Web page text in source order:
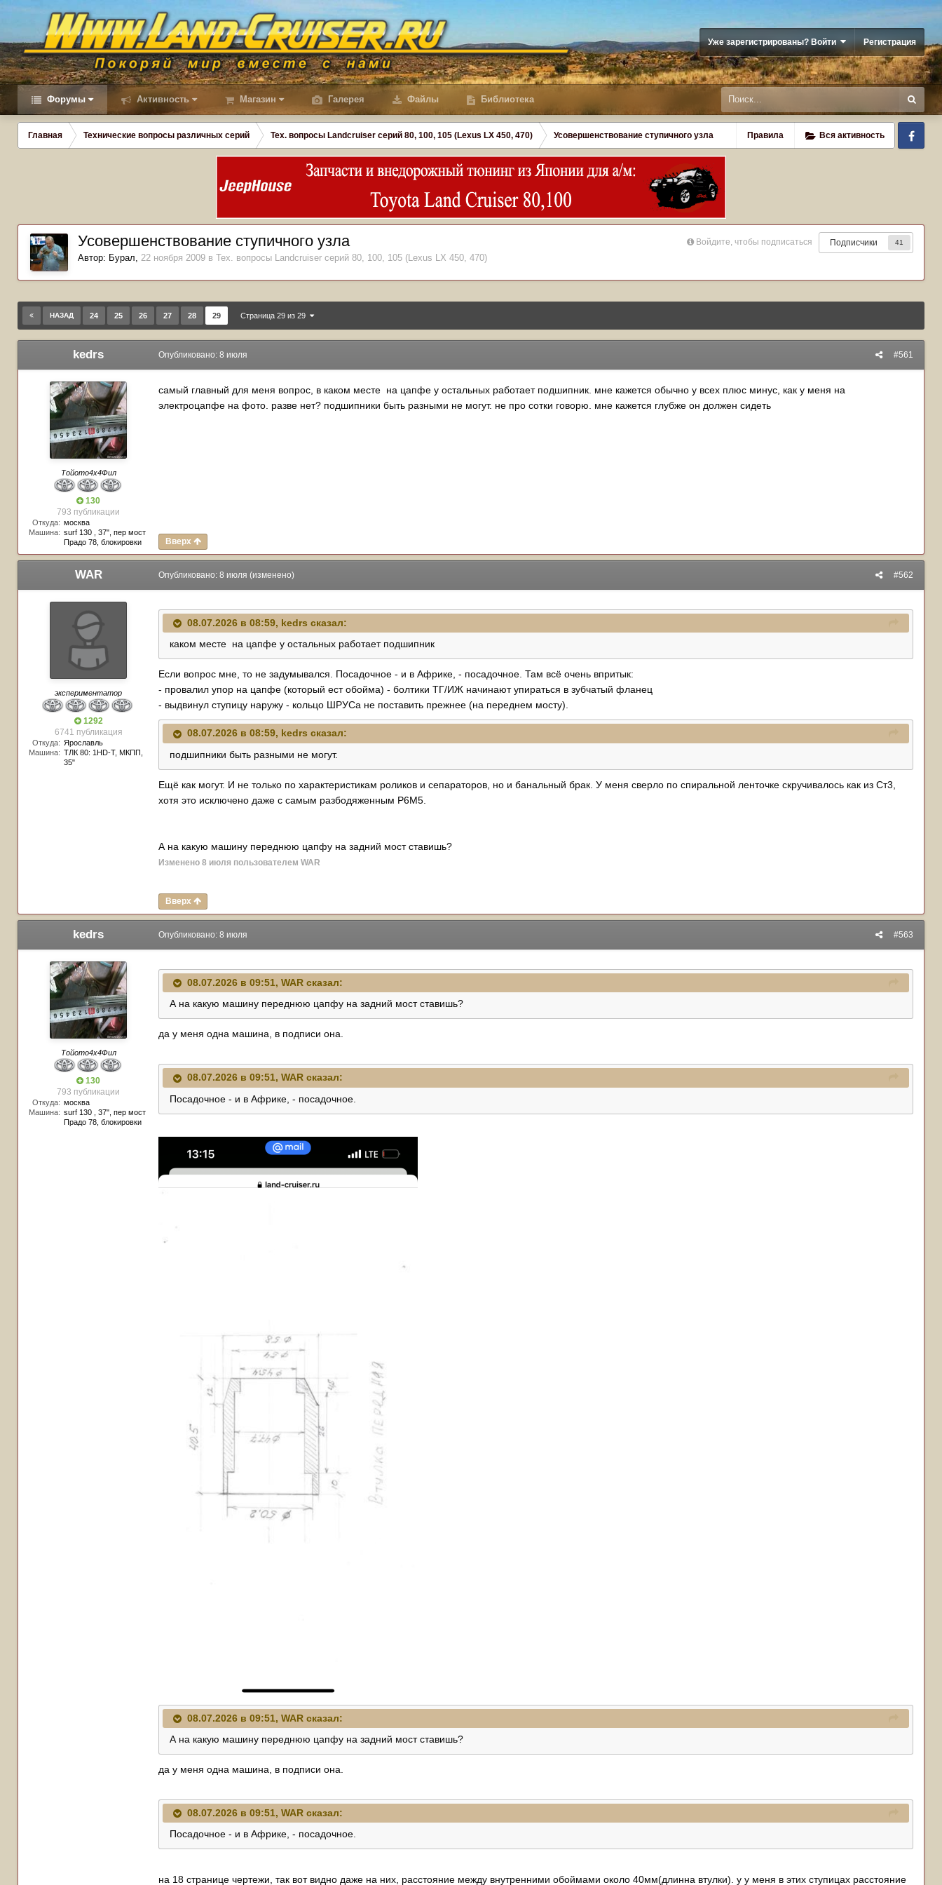
Уже зарегистрированы? Войти Регистрация
Форумы Активность Магазин Галерея Файлы Библиотека
Правила Вся активность
Главная Технические вопросы различных серий Тех. вопросы Landcruiser серий 80, 100, 105 (Lexus LX 450, 470) Усовершенствование ступичного узла
Войдите, чтобы подписаться Подписчики 41
Усовершенствование ступичного узла
Автор: Бурал, 22 ноября 2009 в Тех. вопросы Landcruiser серий 80, 100, 105 (Lexus LX 450, 470)
НАЗАД 24 25 26 27 28 29 Страница 29 из 29
kedrs
Тойото4х4Фил
130
793 публикации
Откуда: москва
Машина: surf 130 , 37", пер мост
Прадо 78, блокировки
#561
Опубликовано: 8 июля
самый главный для меня вопрос, в каком месте на цапфе у остальных работает подшипник. мне кажется обычно у всех плюс минус, как у меня на
электроцапфе на фото. разве нет? подшипники быть разными не могут. не про сотки говорю. мне кажется глубже он должен сидеть
Вверх
WAR
экспериментатор
1292
6741 публикация
Откуда: Ярославль
Машина: TЛК 80: 1HD-T, МКПП,
35"
#562
Опубликовано: 8 июля (изменено)
08.07.2026 в 08:59, kedrs сказал:
каком месте на цапфе у остальных работает подшипник
Если вопрос мне, то не задумывался. Посадочное - и в Африке, - посадочное. Там всё очень впритык:
- провалил упор на цапфе (который ест обойма) - болтики ТГ/ИЖ начинают упираться в зубчатый фланец
- выдвинул ступицу наружу - кольцо ШРУСа не поставить прежнее (на переднем мосту).
08.07.2026 в 08:59, kedrs сказал:
подшипники быть разными не могут.
Ещё как могут. И не только по характеристикам роликов и сепараторов, но и банальный брак. У меня сверло по спиральной ленточке скручивалось как из Ст3,
хотя это исключено даже с самым разбодяженным Р6М5.
А на какую машину переднюю цапфу на задний мост ставишь?
Изменено 8 июля пользователем WAR
Вверх
kedrs
Тойото4х4Фил
130
793 публикации
Откуда: москва
Машина: surf 130 , 37", пер мост
Прадо 78, блокировки
#563
Опубликовано: 8 июля
08.07.2026 в 09:51, WAR сказал:
А на какую машину переднюю цапфу на задний мост ставишь?
да у меня одна машина, в подписи она.
08.07.2026 в 09:51, WAR сказал:
Посадочное - и в Африке, - посадочное.
08.07.2026 в 09:51, WAR сказал:
А на какую машину переднюю цапфу на задний мост ставишь?
да у меня одна машина, в подписи она.
08.07.2026 в 09:51, WAR сказал:
Посадочное - и в Африке, - посадочное.
на 18 странице чертежи, так вот видно даже на них, расстояние между внутренними обоймами около 40мм(длинна втулки). у у меня в этих ступицах расстояние